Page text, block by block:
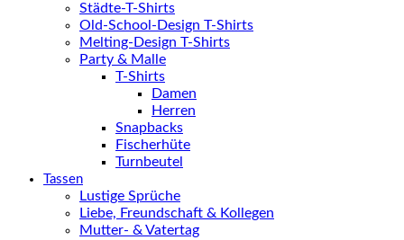
Städte-T-Shirts
Old-School-Design T-Shirts
Melting-Design T-Shirts
Party & Malle
T-Shirts
Damen
Herren
Snapbacks
Fischerhüte
Turnbeutel
Tassen
Lustige Sprüche
Liebe, Freundschaft & Kollegen
Mutter- & Vatertag